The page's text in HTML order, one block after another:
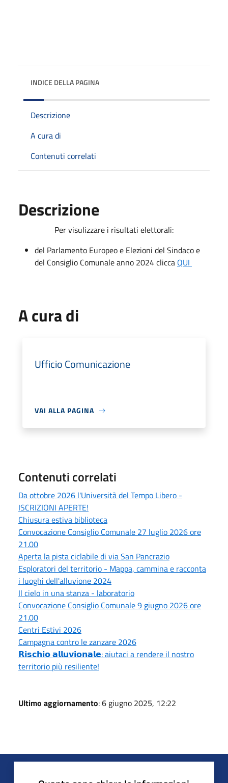
INDICE DELLA PAGINA
Descrizione
A cura di
Contenuti correlati
Descrizione
Per visulizzare i risultati elettorali:
del Parlamento Europeo e Elezioni del Sindaco e
del Consiglio Comunale anno 2024 clicca QUI
A cura di
Ufficio Comunicazione
VAI ALLA PAGINA
Contenuti correlati
Da ottobre 2026 l'Università del Tempo Libero -
ISCRIZIONI APERTE!
Chiusura estiva biblioteca
Convocazione Consiglio Comunale 27 luglio 2026 ore
21.00
Aperta la pista ciclabile di via San Pancrazio
Esploratori del territorio - Mappa, cammina e racconta
i luoghi dell'alluvione 2024
Il cielo in una stanza - laboratorio
Convocazione Consiglio Comunale 9 giugno 2026 ore
21.00
Centri Estivi 2026
Campagna contro le zanzare 2026
𝗥𝗶𝘀𝗰𝗵𝗶𝗼 𝗮𝗹𝗹𝘂𝘃𝗶𝗼𝗻𝗮𝗹𝗲: aiutaci a rendere il nostro
territorio più resiliente!
Ultimo aggiornamento: 6 giugno 2025, 12:22